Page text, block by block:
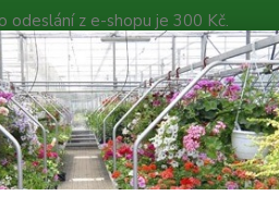
odeslání z e-shopu je 300 Kč.
týdnu po přijetí
Hledat